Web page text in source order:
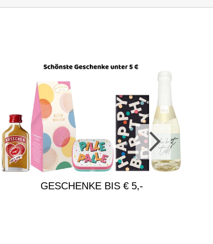
GESCHENKE BIS € 5,-